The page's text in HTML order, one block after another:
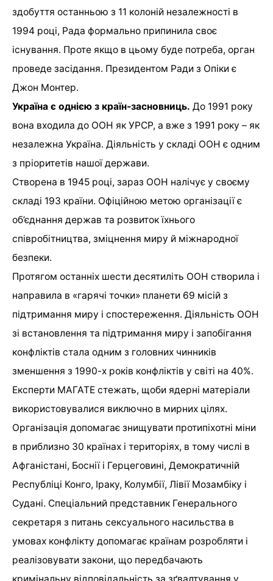
здобуття останньою з 11 колоній незалежності в
1994 році, Рада формально припинила своє
існування. Проте якщо в цьому буде потреба, орган
проведе засідання. Президентом Ради з Опіки є
Джон Монтер.
Україна є однією з країн-засновниць. До 1991 року
вона входила до ООН як УРСР, а вже з 1991 року – як
незалежна Україна. Діяльність у складі ООН є одним
з пріоритетів нашої держави.
Створена в 1945 році, зараз ООН налічує у своєму
складі 193 країни. Офіційною метою організації є
об’єднання держав та розвиток їхнього
співробітництва, зміцнення миру й міжнародної
безпеки.
Протягом останніх шести десятиліть ООН створила і
направила в «гарячі точки» планети 69 місій з
підтримання миру і спостереження. Діяльність ООН
зі встановлення та підтримання миру і запобігання
конфліктів стала одним з головних чинників
зменшення з 1990-х років конфліктів у світі на 40%.
Експерти МАГАТЕ стежать, щоби ядерні матеріали
використовувалися виключно в мирних цілях.
Організація допомагає знищувати протипіхотні міни
в приблизно 30 країнах і територіях, в тому числі в
Афганістані, Боснії і Герцеговині, Демократичній
Республіці Конго, Іраку, Колумбії, Лівії Мозамбіку і
Судані. Спеціальний представник Генерального
секретаря з питань сексуального насильства в
умовах конфлікту допомагає країнам розробляти і
реалізовувати закони, що передбачають